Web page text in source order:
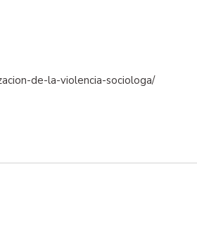
de-la-violencia-sociologa/